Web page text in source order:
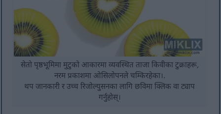
सेतो पृष्ठभूमिमा मुटुको आकारमा व्यवस्थित ताजा किवीका टुक्राहरू,
नरम प्रकाशमा ओसिलोपनले चम्किरहेका।.
थप जानकारी र उच्च रिजोल्युसनका लागि छविमा क्लिक वा ट्याप
गर्नुहोस्।